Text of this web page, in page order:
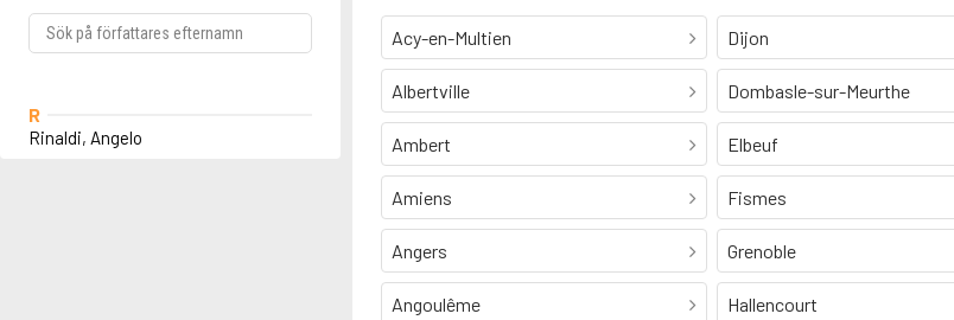
R
Rinaldi, Angelo
Acy-en-Multien
Albertville
Ambert
Amiens
Angers
Angoulême
Dijon
Dombasle-sur-Meurthe
Elbeuf
Fismes
Grenoble
Hallencourt